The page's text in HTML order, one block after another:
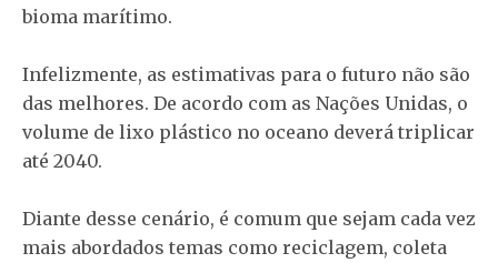
bioma marítimo.
Infelizmente, as estimativas para o futuro não são
das melhores. De acordo com as Nações Unidas, o
volume de lixo plástico no oceano deverá triplicar
até 2040.
Diante desse cenário, é comum que sejam cada vez
mais abordados temas como reciclagem, coleta